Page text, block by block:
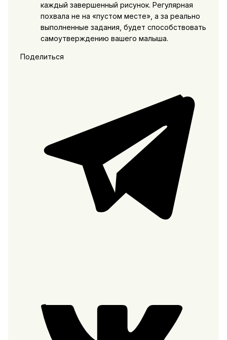
каждый завершенный рисунок. Регулярная
похвала не на «пустом месте», а за реально
выполненные задания, будет способствовать
самоутверждению вашего малыша.
Поделиться